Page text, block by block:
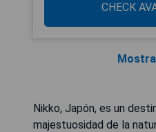
CHECK
Nikko, Japón, es un
majestuosidad de la